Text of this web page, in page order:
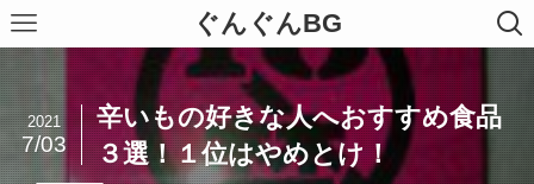
ぐんぐんBG
辛いもの好きな人へおすすめ食品
３選！１位はやめとけ！
2021
7/03